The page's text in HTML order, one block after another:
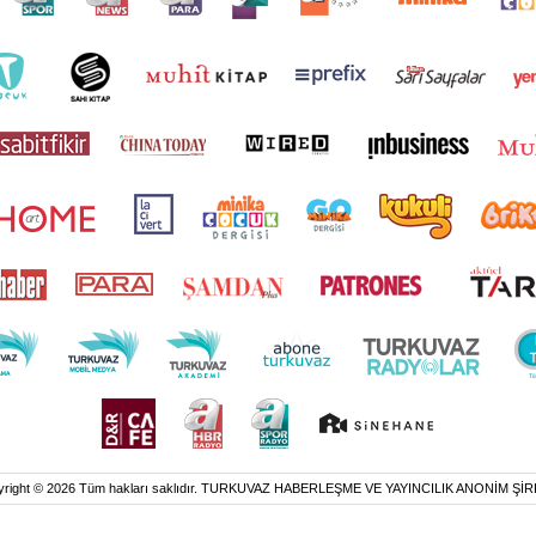
© 2026 Tüm hakları saklıdır. TURKUVAZ HABERLEŞME VE YAYINCILIK ANONİM